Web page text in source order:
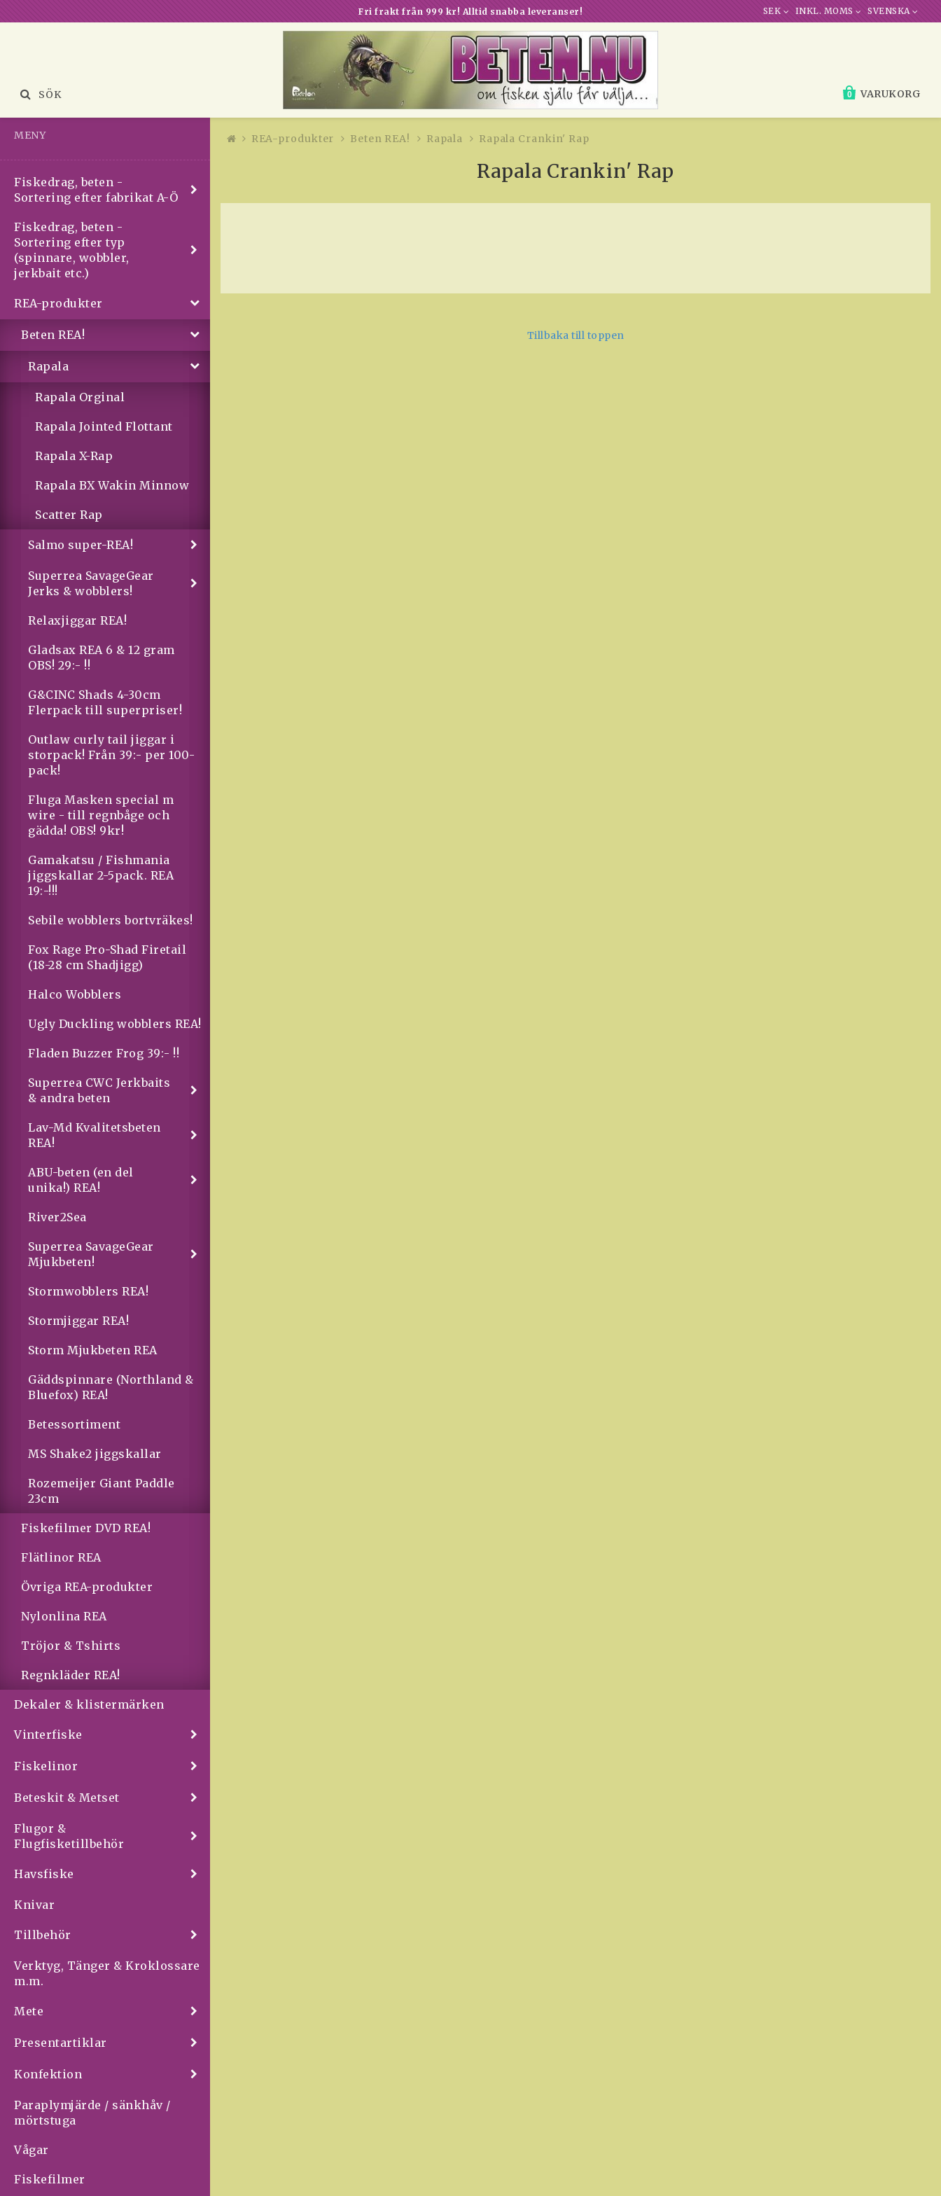
Fri frakt från 999 kr! Alltid snabba leveranser! SEK INKL. MOMS SVENSKA
VARUKORG
0
SÖK
MENY
Fiskedrag, beten -
Sortering efter fabrikat A-Ö
Fiskedrag, beten -
Sortering efter typ
(spinnare, wobbler,
jerkbait etc.)
REA-produkter
Beten REA!
Rapala
Rapala Orginal
Rapala Jointed Flottant
Rapala X-Rap
Rapala BX Wakin Minnow
Scatter Rap
Salmo super-REA!
Superrea SavageGear
Jerks & wobblers!
Relaxjiggar REA!
Gladsax REA 6 & 12 gram
OBS! 29:- !!
G&CINC Shads 4-30cm
Flerpack till superpriser!
Outlaw curly tail jiggar i
storpack! Från 39:- per 100-
pack!
Fluga Masken special m
wire - till regnbåge och
gädda! OBS! 9kr!
Gamakatsu / Fishmania
jiggskallar 2-5pack. REA
19:-!!!
Sebile wobblers bortvräkes!
Fox Rage Pro-Shad Firetail
(18-28 cm Shadjigg)
Halco Wobblers
Ugly Duckling wobblers REA!
Fladen Buzzer Frog 39:- !!
Superrea CWC Jerkbaits
& andra beten
Lav-Md Kvalitetsbeten
REA!
ABU-beten (en del
unika!) REA!
River2Sea
Superrea SavageGear
Mjukbeten!
Stormwobblers REA!
Stormjiggar REA!
Storm Mjukbeten REA
Gäddspinnare (Northland &
Bluefox) REA!
Betessortiment
MS Shake2 jiggskallar
Rozemeijer Giant Paddle
23cm
Fiskefilmer DVD REA!
Flätlinor REA
Övriga REA-produkter
Nylonlina REA
Tröjor & Tshirts
Regnkläder REA!
Dekaler & klistermärken
Vinterfiske
Fiskelinor
Beteskit & Metset
Flugor &
Flugfisketillbehör
Havsfiske
Knivar
Tillbehör
Verktyg, Tänger & Kroklossare
m.m.
Mete
Presentartiklar
Konfektion
Paraplymjärde / sänkhåv /
mörtstuga
Vågar
Fiskefilmer
REA-produkter Beten REA! Rapala Rapala Crankin' Rap
Rapala Crankin' Rap
Tillbaka till toppen